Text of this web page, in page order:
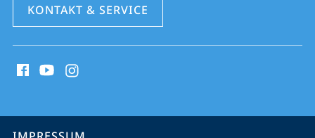
KONTAKT & SERVICE
Media
Service-